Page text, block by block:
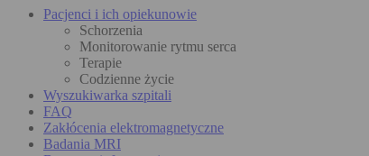
Pacjenci i ich opiekunowie
Schorzenia
Monitorowanie rytmu serca
Terapie
Codzienne życie
Wyszukiwarka szpitali
FAQ
Zakłócenia elektromagnetyczne
Badania MRI